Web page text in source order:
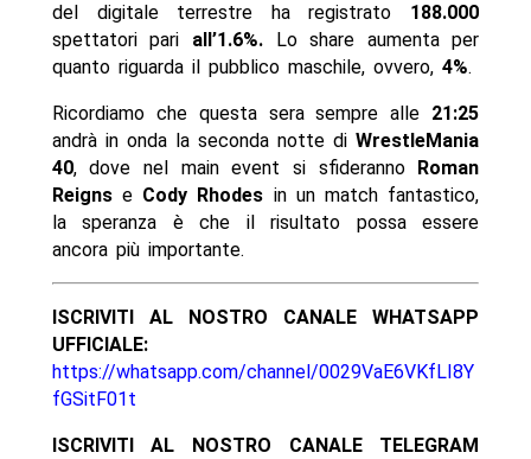
del digitale terrestre ha registrato 188.000
spettatori pari all’1.6%.Lo share aumenta per
quanto riguarda il pubblico maschile, ovvero, 4%.
Ricordiamo che questa sera sempre alle 21:25
andrà in onda la seconda notte diWrestleMania
40, dove nel main event si sfideranno
Roman
Reignse Cody Rhodes in un match fantastico,
la speranza è che il risultato possa essere
ancora più importante.
ISCRIVITI AL NOSTRO CANALE WHATSAPP
UFFICIALE:
https://whatsapp.com/channel/0029VaE6VKfLI8Y
fGSitF01t
ISCRIVITI AL NOSTRO CANALE TELEGRAM